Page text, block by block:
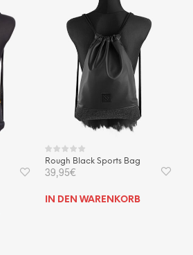
Rough Black Sports Bag
39,95€
IN DEN WARENKORB